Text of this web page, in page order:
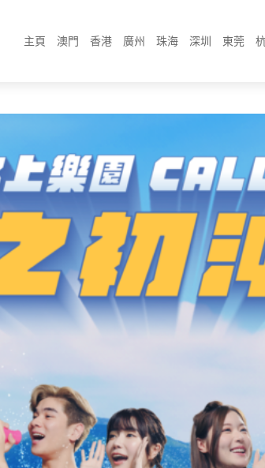
主頁 澳門 香港 廣州 珠海 深圳 東莞